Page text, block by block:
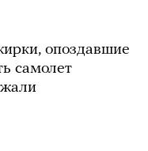
опоздавшие
самолет